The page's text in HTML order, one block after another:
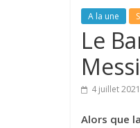
A la une
Le
Messi
4 juillet 2021
Alors que